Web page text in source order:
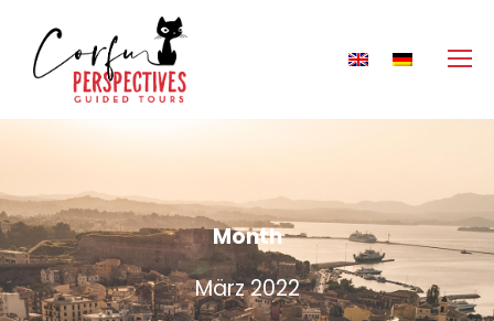
Month
März 2022